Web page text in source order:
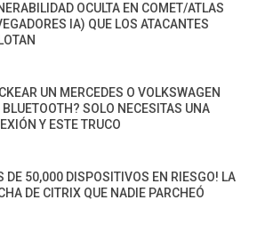
OCULTA EN COMET/ATLAS
IA) QUE LOS ATACANTES
UN MERCEDES O VOLKSWAGEN
BLUETOOTH? SOLO NECESITAS UNA
Y ESTE TRUCO
DE 50,000 DISPOSITIVOS EN RIESGO! LA
DE CITRIX QUE NADIE PARCHEÓ